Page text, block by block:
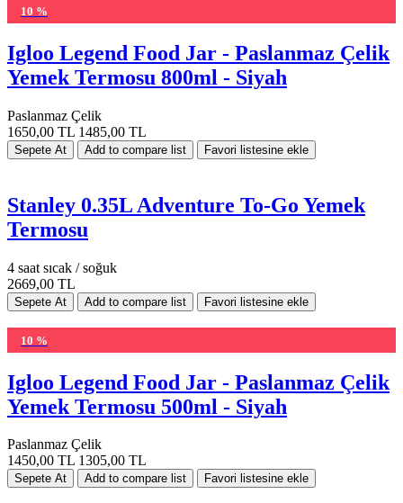
10 %
Igloo Legend Food Jar - Paslanmaz Çelik
Yemek Termosu 800ml - Siyah
Paslanmaz Çelik
1650,00 TL 1485,00 TL
Stanley 0.35L Adventure To-Go Yemek
Termosu
4 saat sıcak / soğuk
2669,00 TL
10 %
Igloo Legend Food Jar - Paslanmaz Çelik
Yemek Termosu 500ml - Siyah
Paslanmaz Çelik
1450,00 TL 1305,00 TL